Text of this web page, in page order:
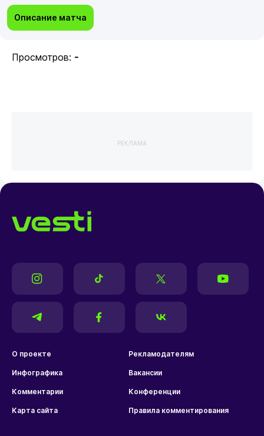
Описание матча
Просмотров: -
РЕКЛАМА
О проекте Рекламодателям
Инфографика Вакансии
Комментарии Конференции
Карта сайта Правила комментирования